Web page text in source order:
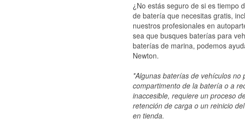
¿No estás seguro de si es tiempo
de batería que necesitas gratis,
nuestros profesionales en
sea que busques baterías para
baterías de marina, podemos
Newton.
*Algunas baterías de vehículos
compartimento de la batería o a
inaccesible, requiere un proceso
retención de carga o un reinicio
en tienda.